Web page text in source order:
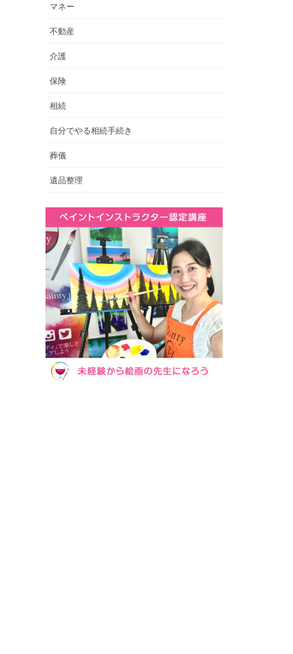
マネー
不動産
介護
保険
相続
自分でやる相続手続き
葬儀
遺品整理